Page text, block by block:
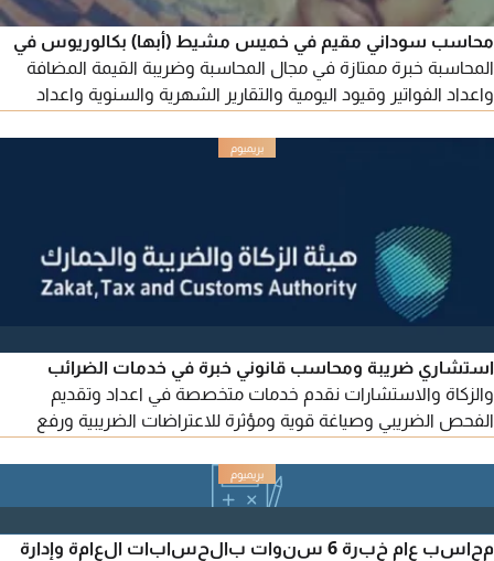
محاسب سوداني مقيم في خميس مشيط (أبها) بكالوريوس في
المحاسبة خبرة ممتازة في مجال المحاسبة وضريبة القيمة المضافة
واعداد الفواتير وقيود اليومية والتقارير الشهرية والسنوية واعداد
الحسابات الختامية وأرصدة العملاء والموردين ومطابقة الحسابات
البنكية وسندات الصرف والقبض والتعامل مع البرامج المحاسبية
استشاري ضريبة ومحاسب قانوني خبرة في خدمات الضرائب
والزكاة والاستشارات نقدم خدمات متخصصة في اعداد وتقديم
الفحص الضريبي وصياغة قوية ومؤثرة للاعتراضات الضريبية ورفع
الدعاوي أمام اللجان الضريبية لمعالجة الربوطات الضريبية وحل النزاعات
لمبالغ تصل الى 50 مليون ريال الردود القانونية على التقييمات الصادرة
من الهيئة باحترافية عالية خبرة في التعامل مع القضايا الضريبية
محاسب عام خبرة 6 سنوات بالحسابات العامة وإدارة